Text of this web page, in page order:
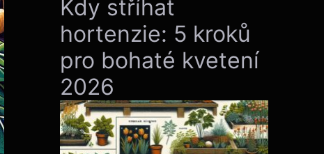
Kdy stříhat
hortenzie: 5 kroků
pro bohaté kvetení
2026